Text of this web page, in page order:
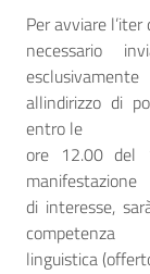
Per avviare l’iter
necessario
esclusivamente
allindirizzo di
entro le
ore 12.00 del
manifestazione
di interesse,
competenza
linguistica